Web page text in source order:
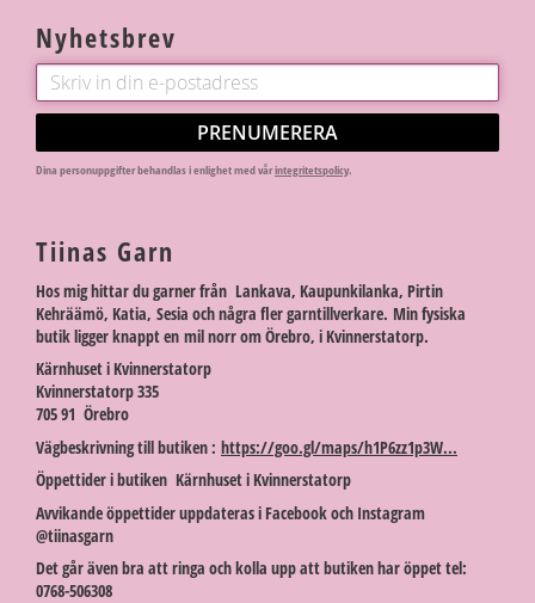
Nyhetsbrev
PRENUMERERA
Dina personuppgifter behandlas i enlighet med vårintegritetspolicy.
Tiinas Garn
Hos mig hittar du garner från Lankava, Kaupunkilanka, Pirtin
Kehräämö, Katia, Sesia och några fler garntillverkare. Min fysiska
butik ligger knappt en mil norr om Örebro, i Kvinnerstatorp.
Kärnhuset i Kvinnerstatorp
Kvinnerstatorp 335
705 91 Örebro
Vägbeskrivning till butiken : https://goo.gl/maps/h1P6zz1p3W...
Öppettider i butiken Kärnhuset i Kvinnerstatorp
Avvikande öppettider uppdateras i Facebook och Instagram
@tiinasgarn
Det går även bra att ringa och kolla upp att butiken har öppet tel:
0768-506308